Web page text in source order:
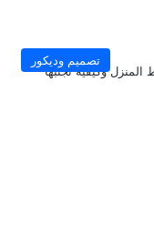
تصميم وديكور